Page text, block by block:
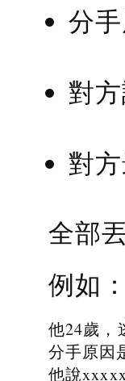
分
對
對
全部
例如：
他24歲，
分手原因
他說